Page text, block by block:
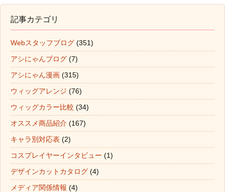
記事カテゴリ
Webスタッフブログ (351)
アシにゃんブログ (7)
アシにゃん漫画 (315)
ウィッグアレンジ (76)
ウィッグカラー比較 (34)
オススメ商品紹介 (167)
キャラ別対応表 (2)
コスプレイヤーインタビュー (1)
デザインカットカタログ (4)
メディア関係情報 (4)